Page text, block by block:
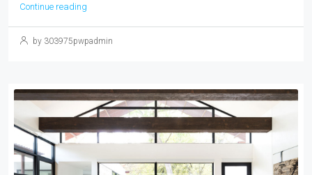
Continue reading
by 303975pwpadmin